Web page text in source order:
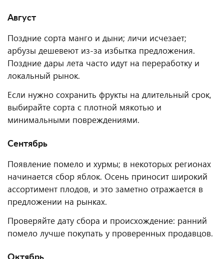
Август
Поздние сорта манго и дыни; личи исчезает;
арбузы дешевеют из-за избытка предложения.
Поздние дары лета часто идут на переработку и
локальный рынок.
Если нужно сохранить фрукты на длительный срок,
выбирайте сорта с плотной мякотью и
минимальными повреждениями.
Сентябрь
Появление помело и хурмы; в некоторых регионах
начинается сбор яблок. Осень приносит широкий
ассортимент плодов, и это заметно отражается в
предложении на рынках.
Проверяйте дату сбора и происхождение: ранний
помело лучше покупать у проверенных продавцов.